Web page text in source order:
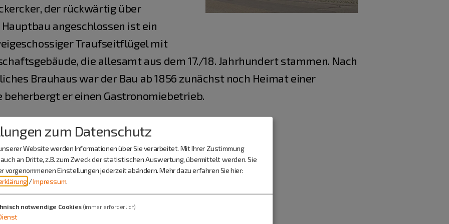
der rückwärtig über
angeschlossen ist ein
Traufseitflügel mit
die allesamt aus dem 17./18. Jahrhundert stammen. Nach
Brauhaus war der Bau ab 1856 zunächst noch Heimat einer
beherbergt er einen Gastronomiebetrieb.
Fürstbischöfen:
u. Toscana
v. Bayern
zum Datenschutz
Website werden Informationen über Sie verarbeitet. Mit Ihrer Zustimmung
an Dritte, z.B. zum Zweck der statistischen Auswertung, übermittelt werden. Sie
vorgenommenen Einstellungen jederzeit abändern. Mehr dazu erfahren Sie hier:
/Impressum.
notwendige Cookies (immer erforderlich)